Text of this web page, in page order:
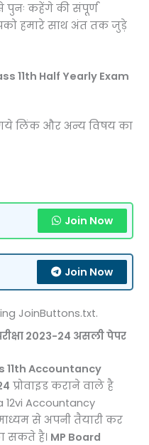
कहेंगे की संपूर्ण
हमारे साथ अंत तक जुड़े
11th Half Yearly Exam
लिंक और अन्य विषय का
Join Now
Join Now
JoinButtons.txt.
परीक्षा 2023-24 असली पेपर
11th Accountancy
प्रोवाइड कराने वाले है
Accountancy
से अपनी तैयारी कर
सकते है। MP Board